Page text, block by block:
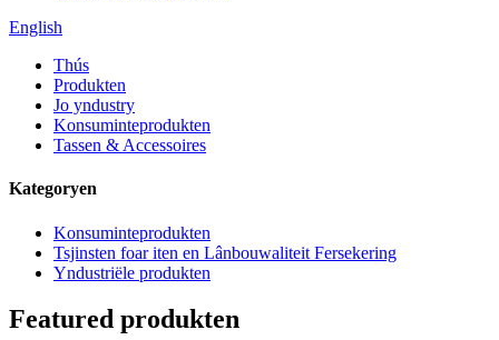
English
Thús
Produkten
Jo yndustry
Konsuminteprodukten
Tassen & Accessoires
Kategoryen
Konsuminteprodukten
Tsjinsten foar iten en Lânbouwaliteit Fersekering
Yndustriële produkten
Featured produkten